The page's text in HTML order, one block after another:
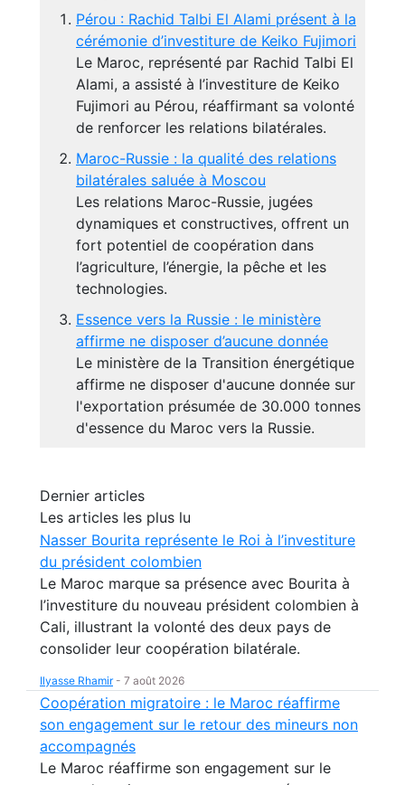
Pérou : Rachid Talbi El Alami présent à la
cérémonie d’investiture de Keiko Fujimori
Le Maroc, représenté par Rachid Talbi El
Alami, a assisté à l’investiture de Keiko
Fujimori au Pérou, réaffirmant sa volonté
de renforcer les relations bilatérales.
Maroc-Russie : la qualité des relations
bilatérales saluée à Moscou
Les relations Maroc-Russie, jugées
dynamiques et constructives, offrent un
fort potentiel de coopération dans
l’agriculture, l’énergie, la pêche et les
technologies.
Essence vers la Russie : le ministère
affirme ne disposer d’aucune donnée
Le ministère de la Transition énergétique
affirme ne disposer d'aucune donnée sur
l'exportation présumée de 30.000 tonnes
d'essence du Maroc vers la Russie.
Dernier articles
Les articles les plus lu
Nasser Bourita représente le Roi à l’investiture
du président colombien
Le Maroc marque sa présence avec Bourita à
l’investiture du nouveau président colombien à
Cali, illustrant la volonté des deux pays de
consolider leur coopération bilatérale.
Ilyasse Rhamir- 7 août 2026
Coopération migratoire : le Maroc réaffirme
son engagement sur le retour des mineurs non
accompagnés
Le Maroc réaffirme son engagement sur le